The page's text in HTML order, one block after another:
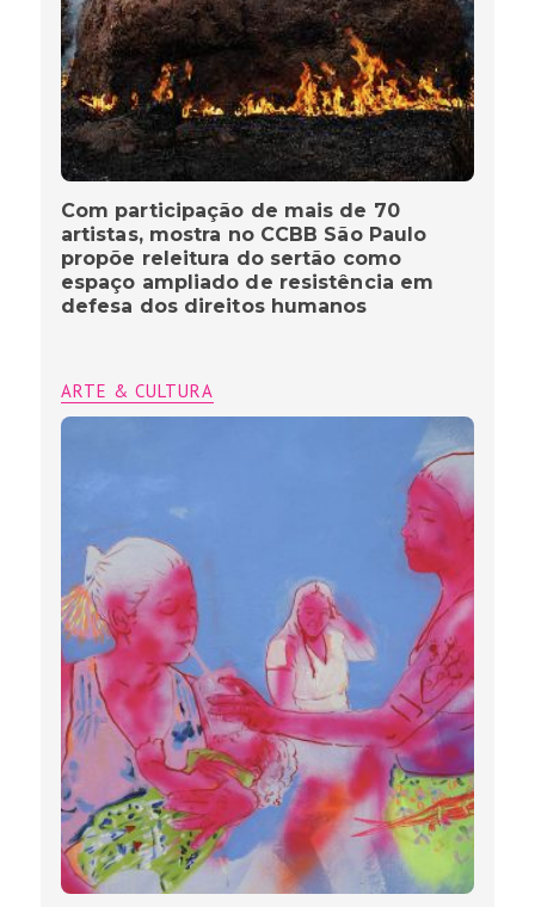
Com participação de mais de 70
artistas, mostra no CCBB São Paulo
propõe releitura do sertão como
espaço ampliado de resistência em
defesa dos direitos humanos
ARTE & CULTURA